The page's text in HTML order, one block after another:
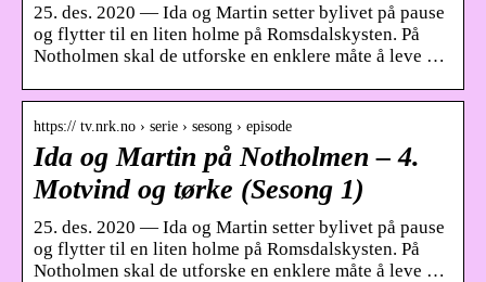
25. des. 2020 — Ida og Martin setter bylivet på pause
og flytter til en liten holme på Romsdalskysten. På
Notholmen skal de utforske en enklere måte å leve …
https:// tv.nrk.no › serie › sesong › episode
Ida og Martin på Notholmen – 4.
Motvind og tørke (Sesong 1)
25. des. 2020 — Ida og Martin setter bylivet på pause
og flytter til en liten holme på Romsdalskysten. På
Notholmen skal de utforske en enklere måte å leve …